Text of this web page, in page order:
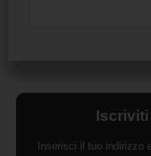
Iscriviti
Inserisci il tuo indirizzo